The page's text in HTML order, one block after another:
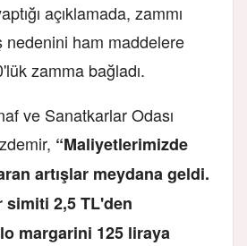
açıklamada, zammı
nedenini ham maddelere
zamma bağladı.
ve Sanatkarlar Odası
“Maliyetlerimizde
artışlar meydana geldi.
simiti 2,5 TL'den
margarini 125 liraya